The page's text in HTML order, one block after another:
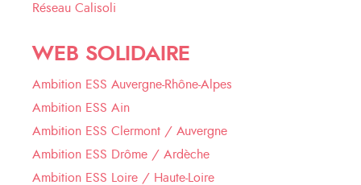
Réseau Calisoli
WEB SOLIDAIRE
Ambition ESS Auvergne-Rhône-Alpes
Ambition ESS Ain
Ambition ESS Clermont / Auvergne
Ambition ESS Drôme / Ardèche
Ambition ESS Loire / Haute-Loire